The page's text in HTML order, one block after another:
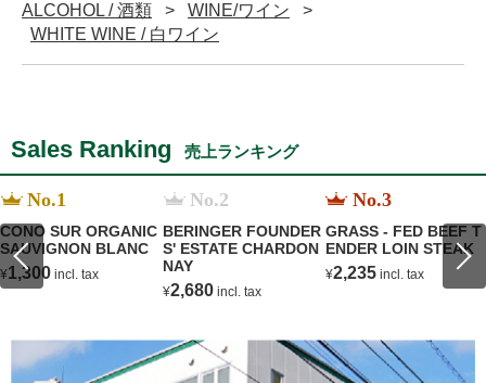
ALCOHOL / 酒類
WINE/ワイン
WHITE WINE / 白ワイン
Sales Ranking 売上ランキング
No.1
CONO SUR ORGANIC
SAUVIGNON BLANC
¥1,300 incl. tax
No.2
BERINGER FOUNDER
S' ESTATE CHARDON
NAY
¥2,680 incl. tax
No.3
GRASS - FED BEEF T
ENDER LOIN STEAK
¥2,235 incl. tax